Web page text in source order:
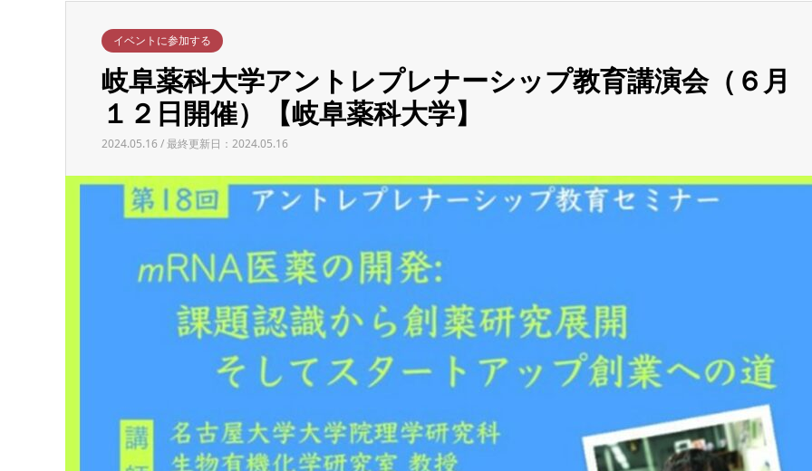
イベントに参加する
岐阜薬科大学アントレプレナーシップ教育講演会（６月
１２日開催）【岐阜薬科大学】
2024.05.16 / 最終更新日：2024.05.16